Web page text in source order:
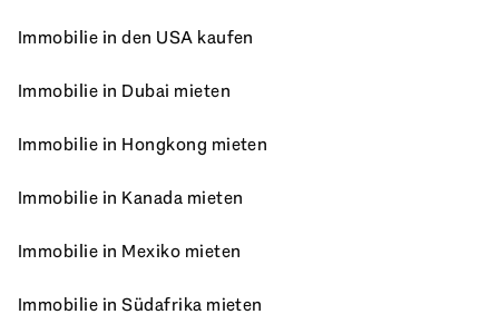
Immobilie in den USA kaufen
Immobilie in Dubai mieten
Immobilie in Hongkong mieten
Immobilie in Kanada mieten
Immobilie in Mexiko mieten
Immobilie in Südafrika mieten